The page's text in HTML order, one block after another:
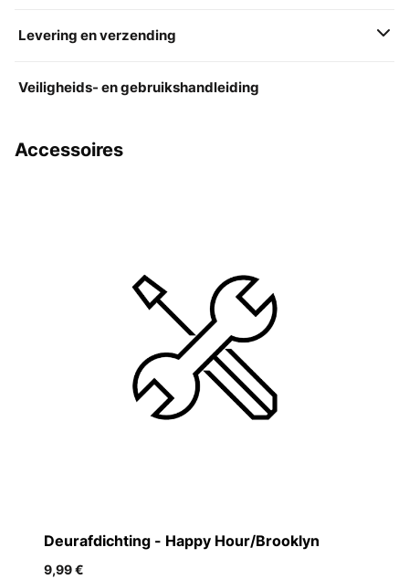
Levering en verzending
Veiligheids- en gebruikshandleiding
Accessoires
Deurafdichting - Happy Hour/Brooklyn
9,99 €